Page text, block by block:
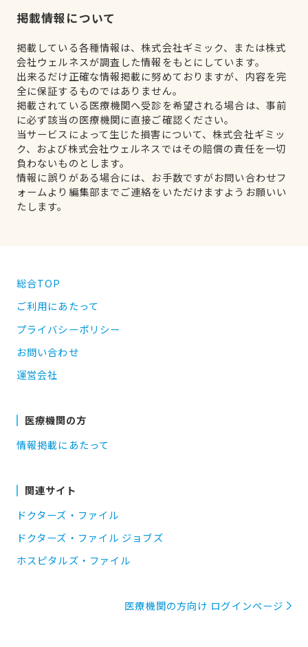
掲載情報について
掲載している各種情報は、株式会社ギミック、または株式
会社ウェルネスが調査した情報をもとにしています。
出来るだけ正確な情報掲載に努めておりますが、内容を完
全に保証するものではありません。
掲載されている医療機関へ受診を希望される場合は、事前
に必ず該当の医療機関に直接ご確認ください。
当サービスによって生じた損害について、株式会社ギミッ
ク、および株式会社ウェルネスではその賠償の責任を一切
負わないものとします。
情報に誤りがある場合には、お手数ですがお問い合わせフ
ォームより編集部までご連絡をいただけますようお願いい
たします。
総合TOP
ご利用にあたって
プライバシーポリシー
お問い合わせ
運営会社
医療機関の方
情報掲載にあたって
関連サイト
ドクターズ・ファイル
ドクターズ・ファイル ジョブズ
ホスピタルズ・ファイル
医療機関の方向け ログインページ